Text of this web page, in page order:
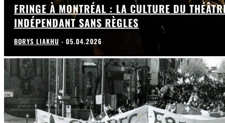
FRINGE À MONTRÉAL : LA CULTURE DU
INDÉPENDANT SANS RÈGLES
BORYS LIAKHU - 05.04.2026